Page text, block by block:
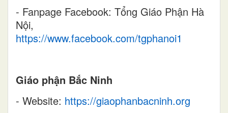
- Fanpage Facebook: Tổng Giáo Phận Hà
Nội,
https://www.facebook.com/tgphanoi1
Giáo phận Bắc Ninh
- Website: https://giaophanbacninh.org